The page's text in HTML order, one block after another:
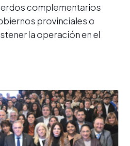
complementarios
provinciales o
la operación en el